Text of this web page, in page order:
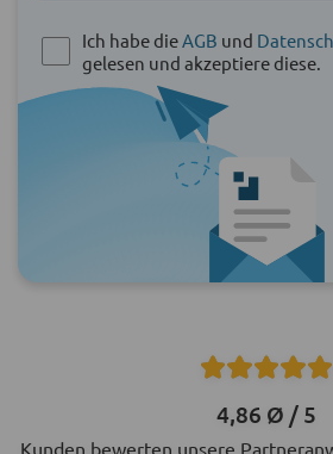
Ich habe die AGB und
gelesen und akzeptiere diese.
4,86 Ø / 5
Kunden bewerten unsere